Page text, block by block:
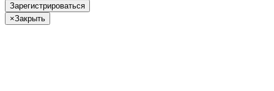
Зарегистрироваться
×Закрыть